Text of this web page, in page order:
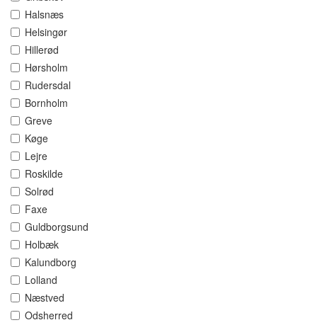
Halsnæs
Helsingør
Hillerød
Hørsholm
Rudersdal
Bornholm
Greve
Køge
Lejre
Roskilde
Solrød
Faxe
Guldborgsund
Holbæk
Kalundborg
Lolland
Næstved
Odsherred